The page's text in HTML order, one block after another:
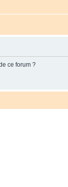
ce forum ?